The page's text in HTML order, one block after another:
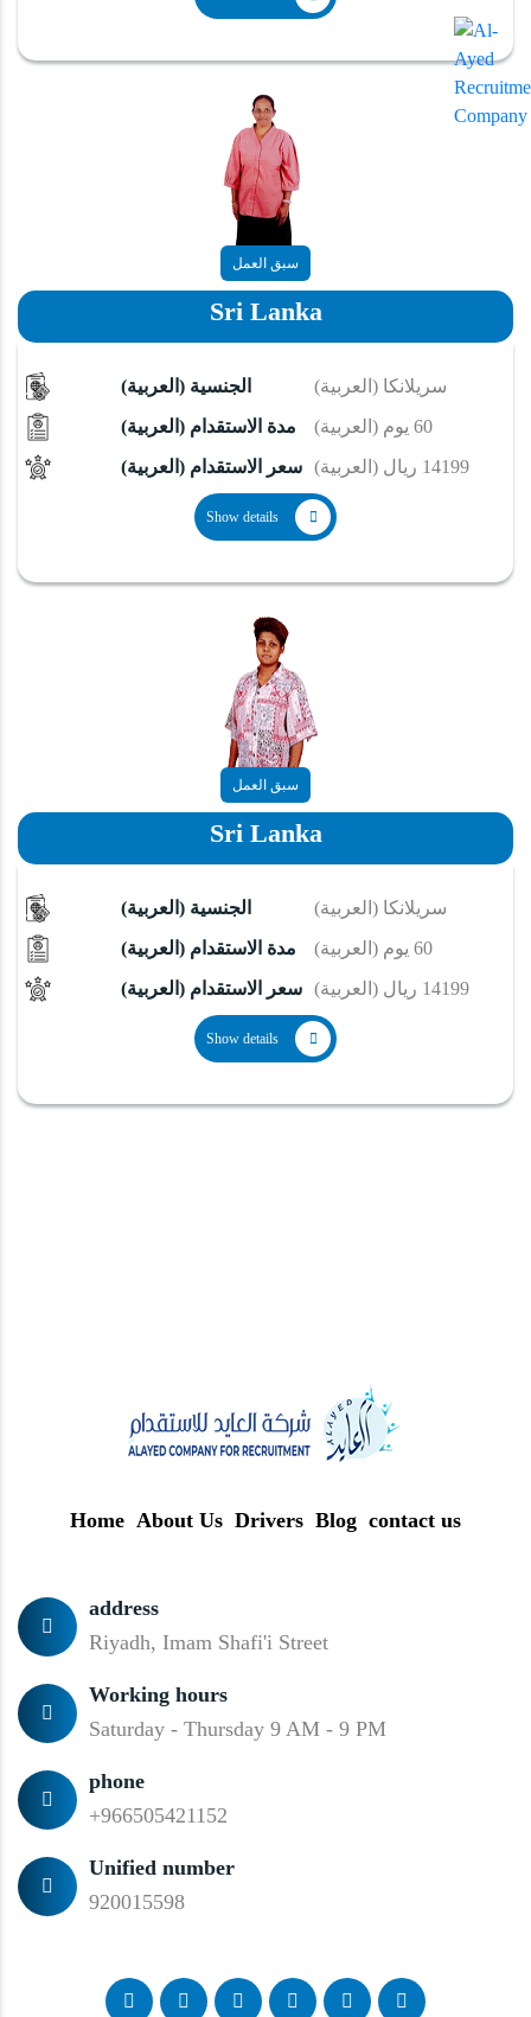
سبق العمل
Sri Lanka
(العربية) الجنسية
(العربية) سريلانكا
(العربية) مدة الاستقدام
(العربية) 60 يوم
(العربية) سعر الاستقدام
(العربية) 14199 ريال
Show details
سبق العمل
Sri Lanka
(العربية) الجنسية
(العربية) سريلانكا
(العربية) مدة الاستقدام
(العربية) 60 يوم
(العربية) سعر الاستقدام
(العربية) 14199 ريال
Show details
Home About Us Drivers Blog contact us
address
Riyadh, Imam Shafi'i Street
Working hours
Saturday - Thursday 9 AM - 9 PM
phone
+966505421152
Unified number
920015598